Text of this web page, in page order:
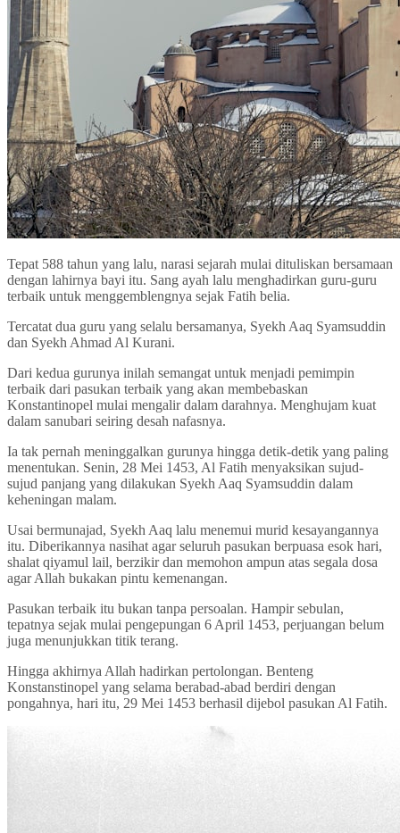
Tepat 588 tahun yang lalu, narasi sejarah mulai dituliskan bersamaan
dengan lahirnya bayi itu. Sang ayah lalu menghadirkan guru-guru
terbaik untuk menggemblengnya sejak Fatih belia.
Tercatat dua guru yang selalu bersamanya, Syekh Aaq Syamsuddin
dan Syekh Ahmad Al Kurani.
Dari kedua gurunya inilah semangat untuk menjadi pemimpin
terbaik dari pasukan terbaik yang akan membebaskan
Konstantinopel mulai mengalir dalam darahnya. Menghujam kuat
dalam sanubari seiring desah nafasnya.
Ia tak pernah meninggalkan gurunya hingga detik-detik yang paling
menentukan. Senin, 28 Mei 1453, Al Fatih menyaksikan sujud-
sujud panjang yang dilakukan Syekh Aaq Syamsuddin dalam
keheningan malam.
Usai bermunajad, Syekh Aaq lalu menemui murid kesayangannya
itu. Diberikannya nasihat agar seluruh pasukan berpuasa esok hari,
shalat qiyamul lail, berzikir dan memohon ampun atas segala dosa
agar Allah bukakan pintu kemenangan.
Pasukan terbaik itu bukan tanpa persoalan. Hampir sebulan,
tepatnya sejak mulai pengepungan 6 April 1453, perjuangan belum
juga menunjukkan titik terang.
Hingga akhirnya Allah hadirkan pertolongan. Benteng
Konstanstinopel yang selama berabad-abad berdiri dengan
pongahnya, hari itu, 29 Mei 1453 berhasil dijebol pasukan Al Fatih.